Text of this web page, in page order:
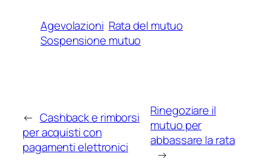
Agevolazioni Rata del mutuo
Sospensione mutuo
← Cashback e rimborsi
per acquisti con
pagamenti elettronici
Rinegoziare il
mutuo per
abbassare la rata
→